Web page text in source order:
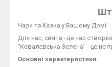
Чари та Казка у Вашому Домі
Для нас, свята - це час
"Ковалевська Зелена" - це не
Основні характеристики: